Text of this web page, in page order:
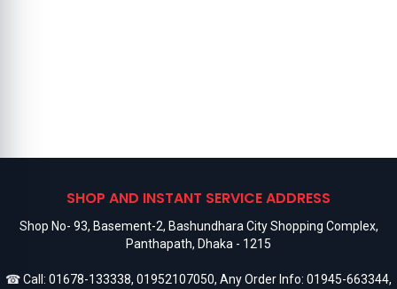
SHOP AND INSTANT SERVICE ADDRESS
Shop No- 93, Basement-2, Bashundhara City Shopping Complex,
Panthapath, Dhaka - 1215
☎ Call: 01678-133338, 01952107050, Any Order Info: 01945-663344,